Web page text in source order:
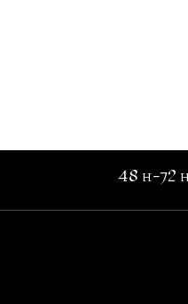
48 h-72